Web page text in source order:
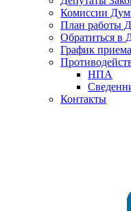
Комиссии
План работы
Обратиться в
График
НПА
Контакты